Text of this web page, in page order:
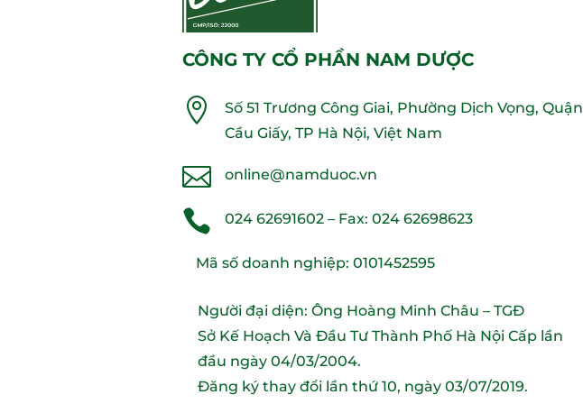
CÔNG TY CỔ PHẦN NAM DƯỢC

Số 51 Trương Công Giai, Phường Dịch Vọng, Quận
Cầu Giấy, TP Hà Nội, Việt Nam
 online@namduoc.vn
 024 62691602– Fax: 024 62698623
Mã số doanh nghiệp: 0101452595
Người đại diện: Ông Hoàng Minh Châu – TGĐ
Sở Kế Hoạch Và Đầu Tư Thành Phố Hà Nội Cấp lần
đầu ngày 04/03/2004.
Đăng ký thay đổi lần thứ 10, ngày 03/07/2019.